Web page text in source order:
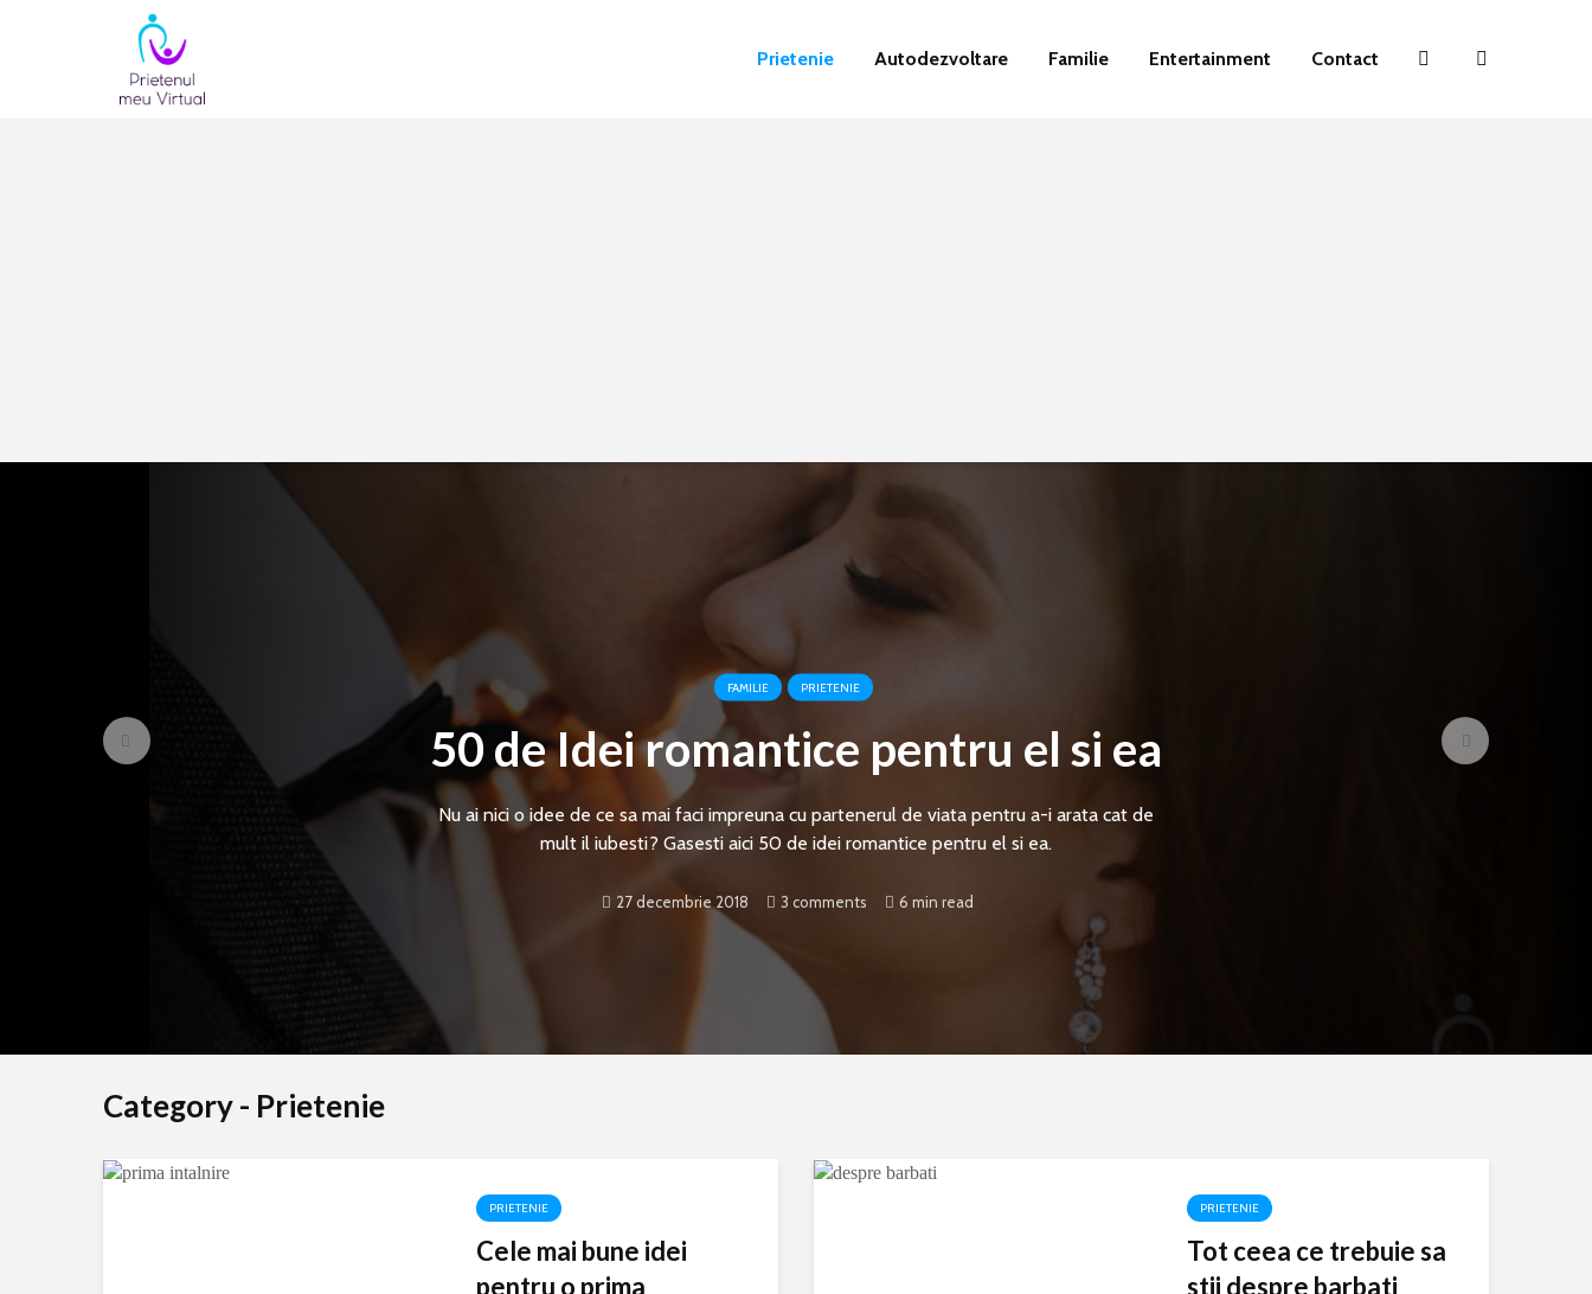
Prietenie Autodezvoltare Familie Entertainment Contact
FAMILIE PRIETENIE
50 de Idei romantice pentru el si ea
Nu ai nici o idee de ce sa mai faci impreuna cu partenerul de viata pentru a-i arata cat de
mult il iubesti? Gasesti aici 50 de idei romantice pentru el si ea.
27 decembrie 2018 3 comments 6 min read
Category - Prietenie
PRIETENIE
Cele mai bune idei
pentru o prima
PRIETENIE
Tot ceea ce trebuie sa
stii despre barbati